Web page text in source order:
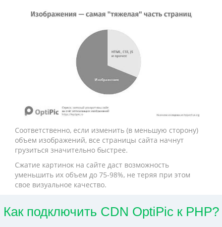
Соответственно, если изменить (в меньшую сторону)
объем изображений, все страницы сайта начнут
грузиться значительно быстрее.
Сжатие картинок на сайте даст возможность
уменьшить их объем до 75-98%, не теряя при этом
свое визуальное качество.
Как подключить CDN OptiPic к PHP?